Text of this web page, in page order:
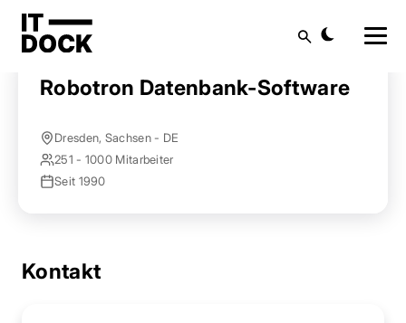
Startseite Anbieter finden Robotron Datenbank-Software
Robotron Datenbank-Software
Dresden, Sachsen - DE
251 - 1000 Mitarbeiter
Seit 1990
Kontakt